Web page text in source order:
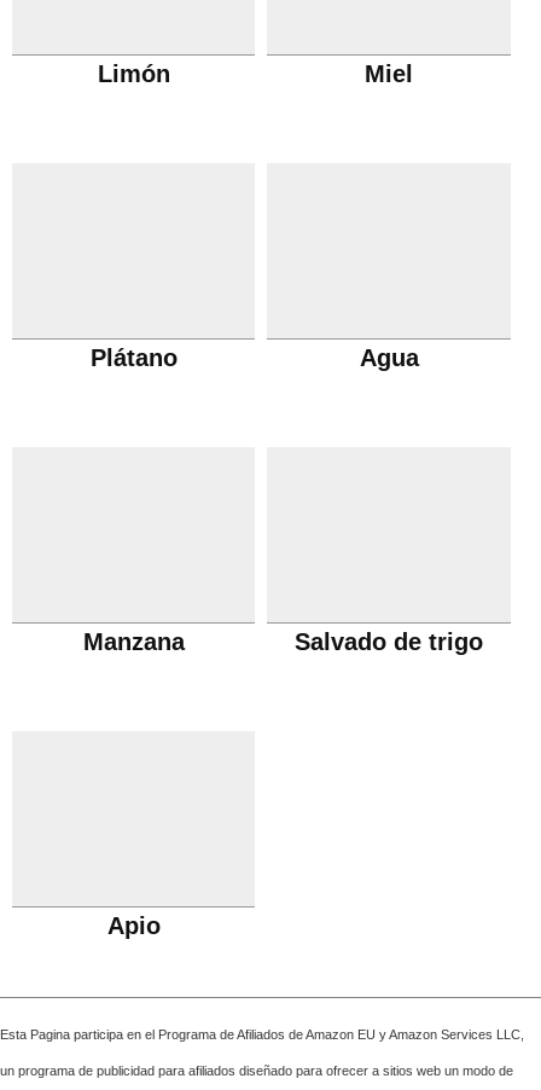
Limón Miel
Plátano Agua
Manzana Salvado de trigo
Apio
Esta Pagina participa en el Programa de Afiliados de Amazon EU y Amazon Services LLC,
un programa de publicidad para afiliados diseñado para ofrecer a sitios web un modo de